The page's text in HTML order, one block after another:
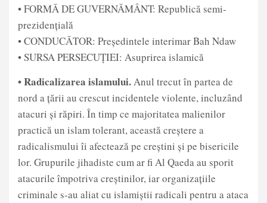
• FORMĂ DE GUVERNĂMÂNT: Republică semi-
prezidențială
• CONDUCĂTOR: Președintele interimar Bah Ndaw
• SURSA PERSECUȚIEI: Asuprirea islamică
• Radicalizarea islamului.Anul trecut în partea de
nord a țării au crescut incidentele violente, incluzând
atacuri și răpiri. În timp ce majoritatea malienilor
practică un islam tolerant, această creștere a
radicalismului îi afectează pe creștini și pe bisericile
lor. Grupurile jihadiste cum ar fi Al Qaeda au sporit
atacurile împotriva creștinilor, iar organizațiile
criminale s-au aliat cu islamiștii radicali pentru a ataca